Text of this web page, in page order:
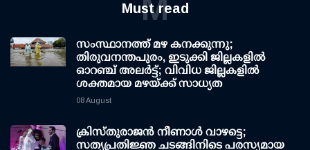
Must read
M
സംസ്ഥാനത്ത് മഴ കനക്കുന്നു;
തിരുവനന്തപുരം, ഇടുക്കി ജില്ലകളിൽ
ഓറഞ്ച് അലർട്ട്; വിവിധ ജില്ലകളിൽ
ശക്തമായ മഴയ്ക്ക് സാധ്യത
08 August
ക്രിസ്തുരാജൻ നീണാൾ വാഴട്ടെ;
സത്യപ്രതിജ്ഞ ചടങ്ങിനിടെ പരസ്യമായ